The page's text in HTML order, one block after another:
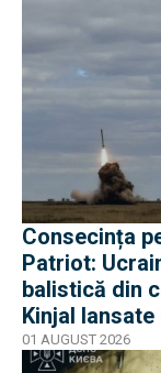
Consecința
Patriot:
balistică din
Kinjal lansate
01 AUGUST 2026